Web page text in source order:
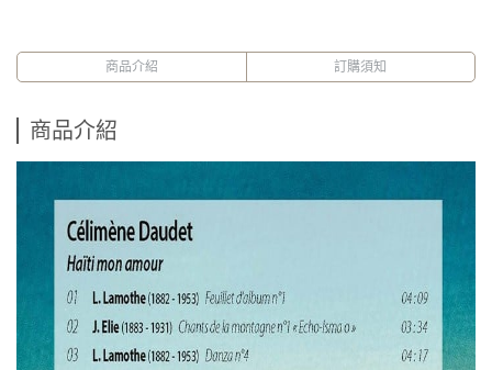
商品介紹 訂購須知
商品介紹